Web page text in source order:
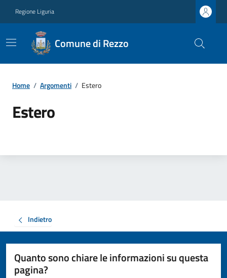
Regione Liguria
Comune di Rezzo
Home / Argomenti / Estero
Estero
Indietro
Quanto sono chiare le informazioni su questa
pagina?